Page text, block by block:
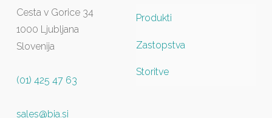
Cesta v Gorice 34
1000 Ljubljana
Slovenija
(01) 425 47 63
sales@bia.si
Produkti
Zastopstva
Storitve